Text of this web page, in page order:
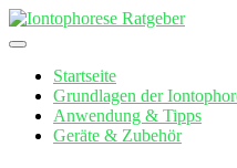
Skip
to
Startseite
Grundlagen der
Anwendung & Tipps
Geräte & Zubehör